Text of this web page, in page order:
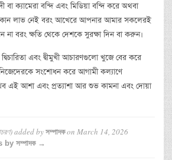
ক্যামেরা বন্দি এবং মিডিয়া বন্দি করে অথবা
কোন লাভ নেই বরং আখেরে আপনার আমার সকলেরই
বরং ক্ষতি থেকে দেশকে সুরক্ষা দিন বা করুন।
এবং দ্বীমুখী আচারণগুলো খুজে বের করে
সংশোধন করে আগামী কল্যাণে
এই আশা এবং প্রত্যাশা আর শুভ কামনা এবং দোয়া
added by সম্পাদকon March 14, 2026
সম্পাদক →